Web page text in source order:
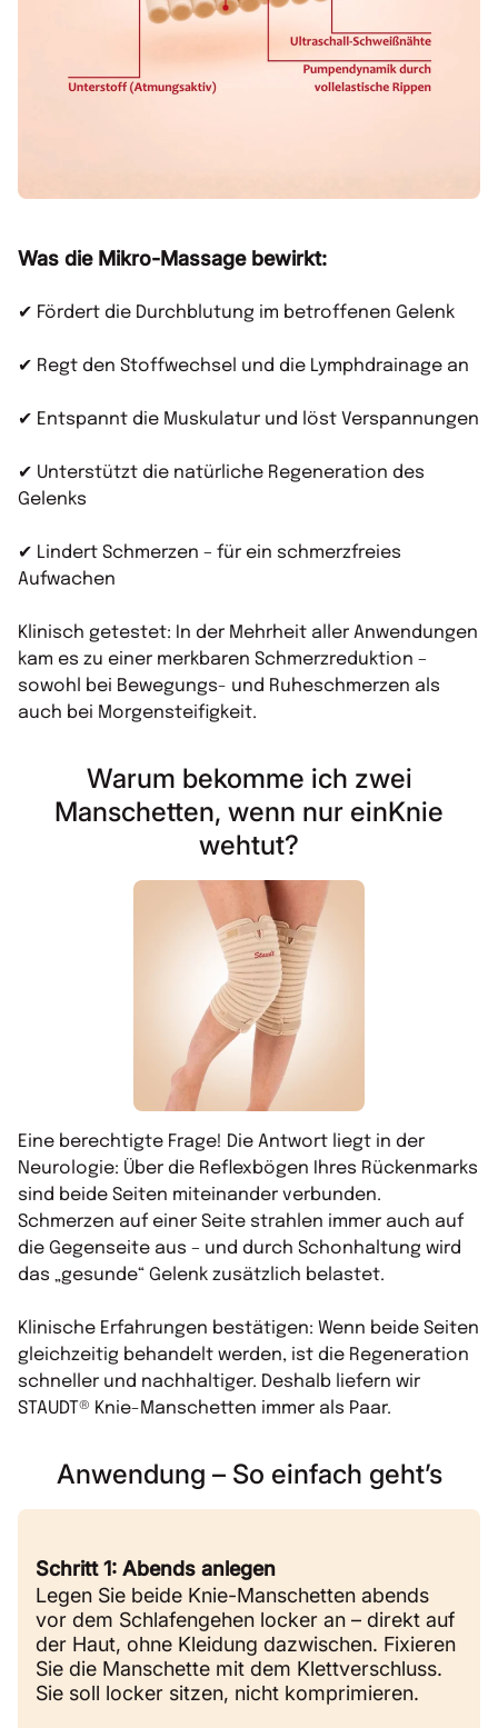
Was die Mikro-Massage bewirkt:
✔ Fördert die Durchblutung im betroffenen Gelenk
✔ Regt den Stoffwechsel und die Lymphdrainage an
✔ Entspannt die Muskulatur und löst Verspannungen
✔ Unterstützt die natürliche Regeneration des
Gelenks
✔ Lindert Schmerzen – für ein schmerzfreies
Aufwachen
Klinisch getestet: In der Mehrheit aller Anwendungen
kam es zu einer merkbaren Schmerzreduktion –
sowohl bei Bewegungs- und Ruheschmerzen als
auch bei Morgensteifigkeit.
Warum bekomme ich zwei
Manschetten, wenn nur einKnie
wehtut?
Eine berechtigte Frage! Die Antwort liegt in der
Neurologie: Über die Reflexbögen Ihres Rückenmarks
sind beide Seiten miteinander verbunden.
Schmerzen auf einer Seite strahlen immer auch auf
die Gegenseite aus – und durch Schonhaltung wird
das „gesunde“ Gelenk zusätzlich belastet.
Klinische Erfahrungen bestätigen: Wenn beide Seiten
gleichzeitig behandelt werden, ist die Regeneration
schneller und nachhaltiger. Deshalb liefern wir
STAUDT® Knie-Manschetten immer als Paar.
Anwendung – So einfach geht’s
Schritt 1: Abends anlegen
Legen Sie beide Knie-Manschetten abends
vor dem Schlafengehen locker an – direkt auf
der Haut, ohne Kleidung dazwischen. Fixieren
Sie die Manschette mit dem Klettverschluss.
Sie soll locker sitzen, nicht komprimieren.